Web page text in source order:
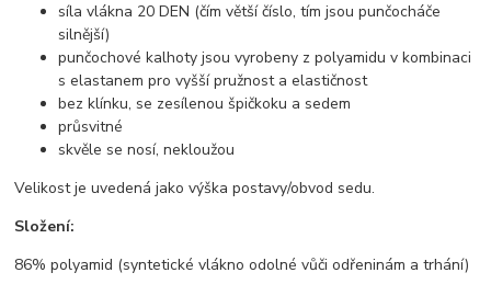
síla vlákna 20 DEN (čím větší číslo, tím jsou punčocháče
silnější)
punčochové kalhoty jsou vyrobeny z polyamidu v kombinaci
s elastanem pro vyšší pružnost a elastičnost
bez klínku, se zesílenou špičkoku a sedem
průsvitné
skvěle se nosí, nekloužou
Velikost je uvedená jako výška postavy/obvod sedu.
Složení:
86% polyamid (syntetické vlákno odolné vůči odřeninám a trhání)